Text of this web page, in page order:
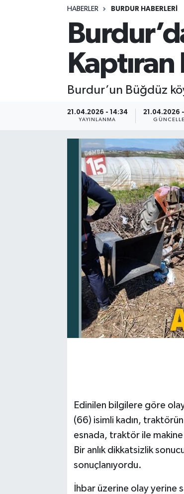
HABERLER BURDUR HABERLERİ
Kaptıran
Burdur’un Büğdüz
21.04.2026 - 14:34
YAYINLANMA
21.04.2026
Edinilen bilgilere göre
(66) isimli kadın, traktörün
esnada, traktör ile makine
Bir anlık dikkatsizlik
sonuçlanıyordu.
İhbar üzerine olay yerine